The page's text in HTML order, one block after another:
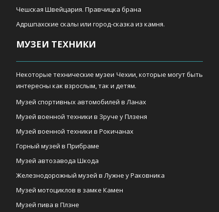
Чешская Швейцария. Правчицка брана
Адршпахские скалы или город-сказка из камня.
МУЗЕИ ТЕХНИКИ
Некоторые технические музеи Чехии, которые могут быть
интересны как взрослым, так и детям.
Музей спортивных автомобилей в Ланах
Музей военной техники в Зруче у Плзеня
Музей военной техники в Рокичанах
Горный музей в Прибраме
Музей автозавода Шкода
Железнодорожный музей в Лужне у Раковника
Музей мотоциклов в замке Камен
Музей пива в Плзне